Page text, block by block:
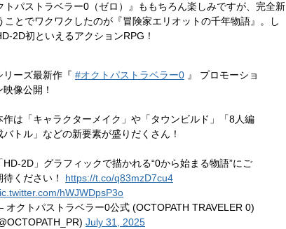
パストラベラー0（ゼロ）』ももちろん楽しみですが、完全新
ことでワクワクしたのが『冒険家エリオットの千年物語』。し
2D初といえるアクションRPG！
リーズ最新作『 #オクトパストラベラー0 』 プロモーショ
映像公開！
作は「キャラクターメイク」や「タウンビルド」「8人編
バトル」などの新要素が盛りだくさん！
「HD-2D」グラフィックで描かれる“0から始まる物語”にご
待ください！ https://t.co/q83mzD7cu4
hWJWDpsP3o
オクトパストラベラー0公式 (OCTOPATH TRAVELER 0)
July 31, 2025